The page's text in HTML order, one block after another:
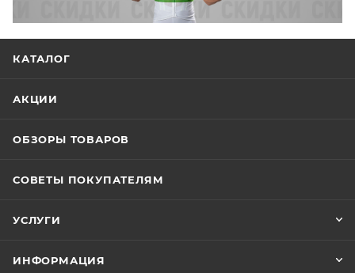
КАТАЛОГ
АКЦИИ
ОБЗОРЫ ТОВАРОВ
СОВЕТЫ ПОКУПАТЕЛЯМ
УСЛУГИ
ИНФОРМАЦИЯ